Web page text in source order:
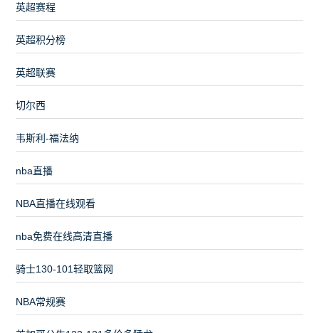
英超赛程
英超积分榜
英超联赛
切尔西
韦斯利-福法纳
nba直播
NBA直播在线观看
nba免费在线高清直播
骑士130-101轻取篮网
NBA常规赛